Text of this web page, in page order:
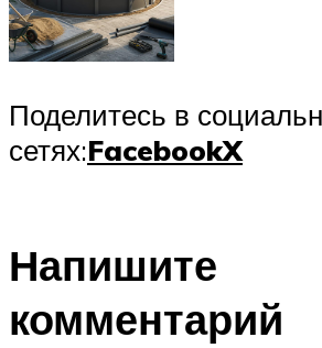
Поделитесь в
сетях:FacebookX
Напишите
комментарий